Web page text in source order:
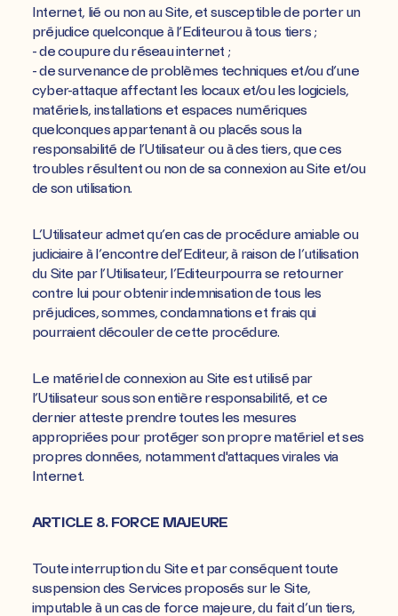
Internet, lié ou non au Site, et susceptible de porter un
préjudice quelconque à l’Editeurou à tous tiers ;
- de coupure du réseau internet ;
- de survenance de problèmes techniques et/ou d’une
cyber-attaque affectant les locaux et/ou les logiciels,
matériels, installations et espaces numériques
quelconques appartenant à ou placés sous la
responsabilité de l’Utilisateur ou à des tiers, que ces
troubles résultent ou non de sa connexion au Site et/ou
de son utilisation.
L’Utilisateur admet qu’en cas de procédure amiable ou
judiciaire à l’encontre del’Editeur, à raison de l’utilisation
du Site par l’Utilisateur, l’Editeurpourra se retourner
contre lui pour obtenir indemnisation de tous les
préjudices, sommes, condamnations et frais qui
pourraient découler de cette procédure.
Le matériel de connexion au Site est utilisé par
l’Utilisateur sous son entière responsabilité, et ce
dernier atteste prendre toutes les mesures
appropriées pour protéger son propre matériel et ses
propres données, notamment d'attaques virales via
Internet.
ARTICLE 8. FORCE MAJEURE
Toute interruption du Site et par conséquent toute
suspension des Services proposés sur le Site,
imputable à un cas de force majeure, du fait d’un tiers,